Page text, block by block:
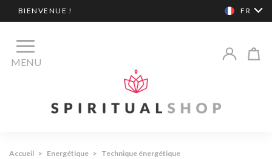
BIENVENUE ! FR
MENU
Accueil > Energétique > Technique énergétique